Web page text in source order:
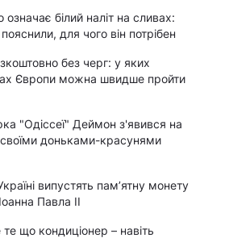
означає білий наліт на сливах:
для чого він потрібен
без черг: у яких
Європи можна швидше пройти
"Одіссеї" Деймон з'явився на
своїми доньками-красунями
випустять пам’ятну монету
Павла II
те що кондиціонер – навіть